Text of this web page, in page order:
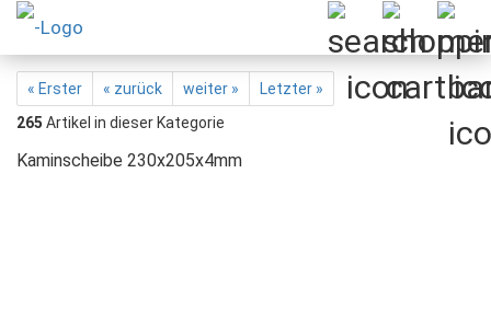
« Erster « zurück weiter »
Letzter »
265 Artikel in dieser Kategorie
Kaminscheibe 230x205x4mm